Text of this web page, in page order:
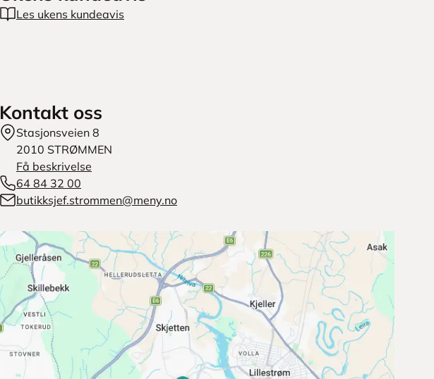
Les ukens kundeavis
Kontakt oss
Stasjonsveien 8
2010 STRØMMEN
Få beskrivelse
64 84 32 00
butikksjef.strommen@meny.no